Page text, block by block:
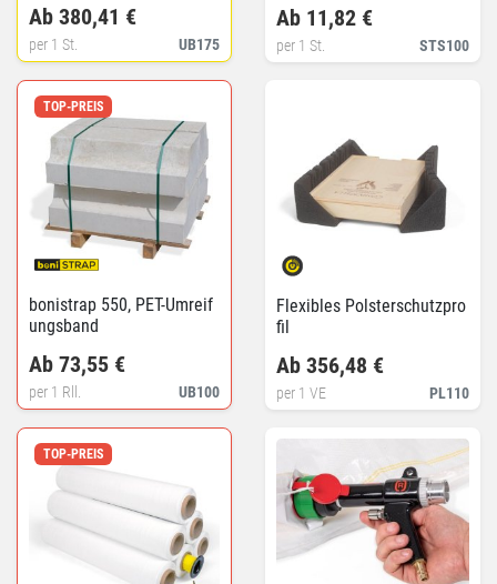
UB175
Ab 380,41 €
per 1 St. STS100
Ab 11,82 €
per 1 St.
TOP-PREIS
bonistrap 550, PET-Umreif
ungsband
UB100
Ab 73,55 €
per 1 Rll.
Flexibles Polsterschutzpro
fil
PL110
Ab 356,48 €
per 1 VE
TOP-PREIS